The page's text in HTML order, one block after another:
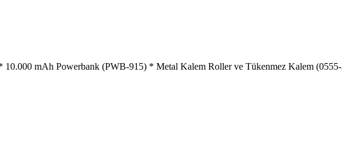
mAh Powerbank (PWB-915) * Metal Kalem Roller ve Tükenmez Kalem